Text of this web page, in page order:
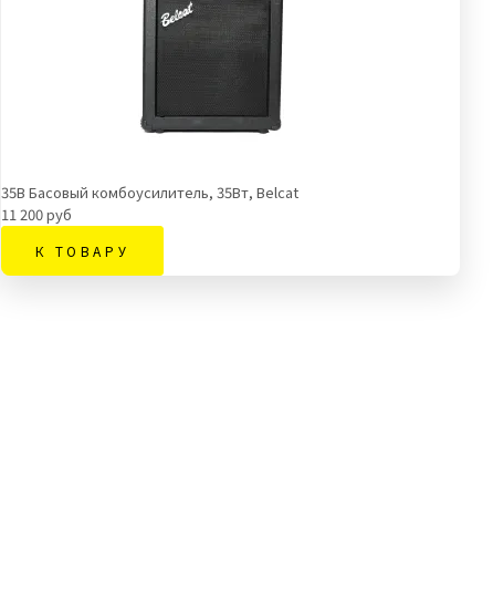
35B Басовый комбоусилитель, 35Вт, Belcat
11 200 руб
К ТОВАРУ